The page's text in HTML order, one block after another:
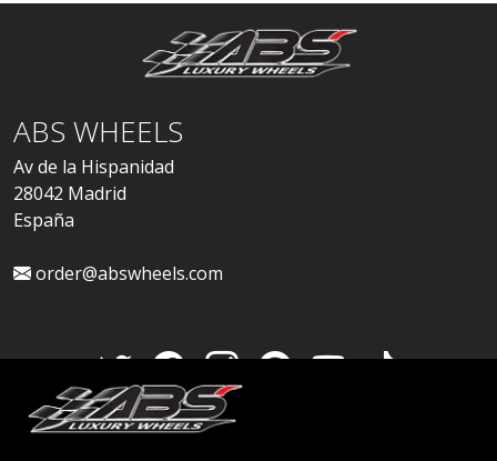
ABS WHEELS
Av de la Hispanidad
28042 Madrid
España
order@abswheels.com
Cuenta de distribuidor